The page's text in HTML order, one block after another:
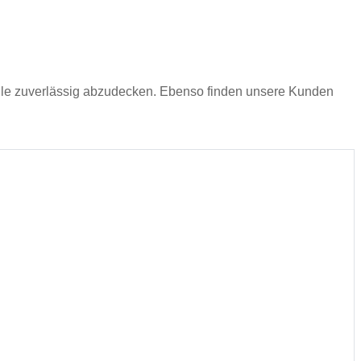
zuverlässig abzudecken. Ebenso finden unsere Kunden